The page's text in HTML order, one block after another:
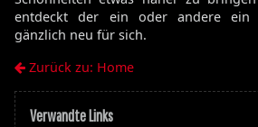
entdeckt der ein oder andere ein
gänzlich neu für sich.
Zurück zu: Home
Verwandte Links